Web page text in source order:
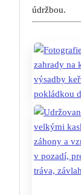
údržbou.